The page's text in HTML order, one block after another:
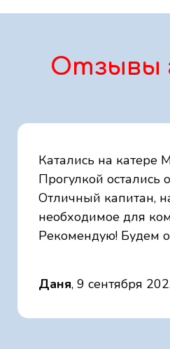
Отзывы
Катались на катере
Прогулкой остались
Отличный капитан,
необходимое для
Рекомендую! Будем
Даня, 9 сентября